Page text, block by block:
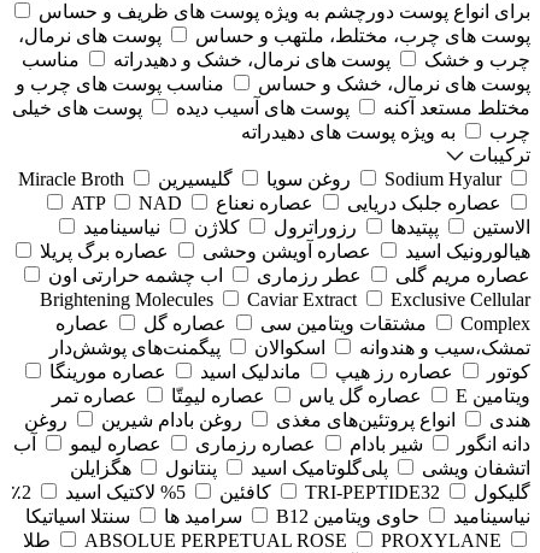
برای انواع پوست دورچشم به ویژه پوست های ظریف و حساس
پوست های چرب، مختلط، ملتهب و حساس
پوست های نرمال،
چرب و خشک
پوست های نرمال، خشک و دهیدراته
مناسب
پوست های نرمال، خشک و حساس
مناسب پوست های چرب و
مختلط مستعد آکنه
پوست های آسیب دیده
پوست های خیلی
چرب
به ویژه پوست های دهیدراته
ترکیبات
Sodium Hyalur
روغن سویا گلیسیرین
Miracle Broth
عصاره جلبک دریایی
عصاره نعناع ATP
NAD
الاستین
پپتیدها رزوراترول کلاژن
⁠نیاسینامید
هیالورونیک اسید
عصاره آویشن وحشی
عصاره برگ پریلا
عصاره مریم گلی
عطر رزماری
اب چشمه حرارتی اون
Brightening Molecules
Caviar Extract
Exclusive Cellular
Complex
مشتقات ویتامین سی عصاره گل
عصاره
تمشک،سیب و هندوانه
اسکوالان
پیگمنت‌های پوشش‌دار
کوتور
عصاره رز هیپ ماندلیک اسید
عصاره مورینگا
ویتامین E
عصاره گل یاس عصاره لیمِتّا
عصاره تمر
هندی
انواع پروتئین‌های مغذی روغن بادام شیرین
روغن
دانه انگور
شیر بادام عصاره رزماری عصاره لیمو
آب
اتشفان ویشی
پلی‌گلوتامیک اسید پنتانول
هگزایلن
گلیکول
TRI-PEPTIDE32 کافئین 5% لاکتیک اسید
2٪
نیاسینامید
حاوی ویتامین B12 سرامید ها
سنتلا اسیاتیکا
ABSOLUE PERPETUAL ROSE
PROXYLANE
طلا